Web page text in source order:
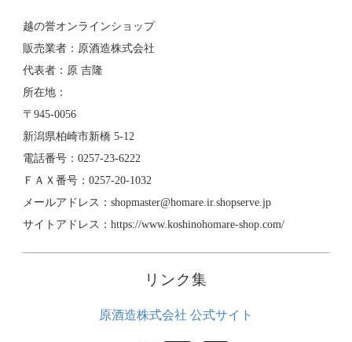
越の誉オンラインショップ
販売業者：原酒造株式会社
代表者：原 吉隆
所在地：
〒945-0056
新潟県柏崎市新橋 5-12
電話番号：0257-23-6222
ＦＡＸ番号：0257-20-1032
メールアドレス：shopmaster@homare.ir.shopserve.jp
サイトアドレス：https://www.koshinohomare-shop.com/
リンク集
原酒造株式会社 公式サイト